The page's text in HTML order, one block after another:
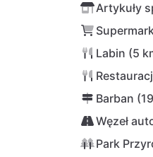
Artykuły
Labin (5
Barban
Węzeł
Park